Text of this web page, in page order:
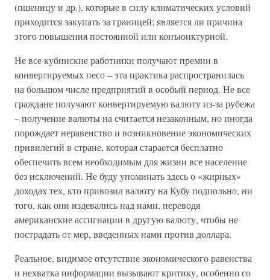
(пшеницу и др.), которые в силу климатических условий
приходится закупать за границей; является ли причина
этого повышения постоянной или конъюнктурной.
Не все кубинские работники получают премии в
конвертируемых песо – эта практика распространилась
на большом числе предприятий в особый период. Не все
граждане получают конвертируемую валюту из-за рубежа
– получение валюты на считается незаконным, но иногда
порождает неравенство и возникновение экономических
привилегий в стране, которая старается бесплатно
обеспечить всем необходимым для жизни все население
без исключений. Не буду упоминать здесь о «жирных»
доходах тех, кто привозил валюту на Кубу подпольно, ни
того, как они издевались над нами, переводя
американские ассигнации в другую валюту, чтобы не
пострадать от мер, введенных нами против доллара.
Реальное, видимое отсутствие экономического равенства
и нехватка информации вызывают критику, особенно со